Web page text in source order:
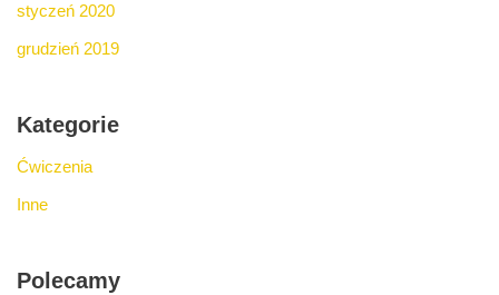
styczeń 2020
grudzień 2019
Kategorie
Ćwiczenia
Inne
Polecamy